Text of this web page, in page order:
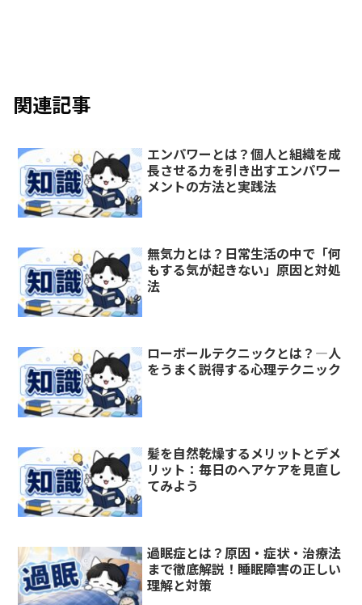
関連記事
エンパワーとは？個人と組織を成
長させる力を引き出すエンパワー
メントの方法と実践法
無気力とは？日常生活の中で「何
もする気が起きない」原因と対処
法
ローボールテクニックとは？—人
をうまく説得する心理テクニック
髪を自然乾燥するメリットとデメ
リット：毎日のヘアケアを見直し
てみよう
過眠症とは？原因・症状・治療法
まで徹底解説！睡眠障害の正しい
理解と対策